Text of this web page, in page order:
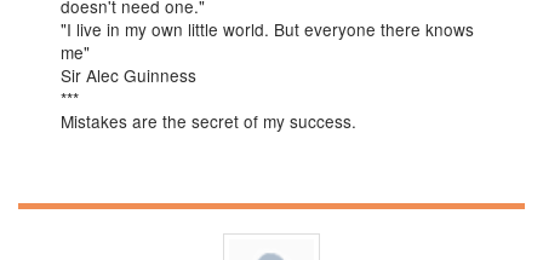
doesn't need one."
"I live in my own little world. But everyone there knows
me"
Sir Alec Guinness
***
Mistakes are the secret of my success.